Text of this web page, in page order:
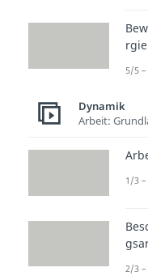
rgie
5/5 –
Dynamik
Arbeit:
1/3
2/3